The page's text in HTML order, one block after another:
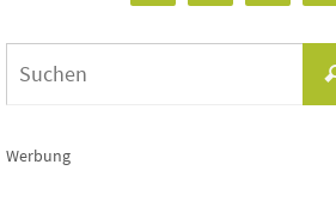
Werbung